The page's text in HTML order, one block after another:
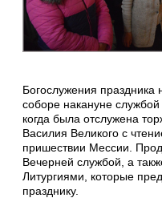
Богослужения праздника
соборе накануне
когда была отслужена
Василия Великого с
пришествии Мессии.
Вечерней службой, а
Литургиями, которые
празднику.